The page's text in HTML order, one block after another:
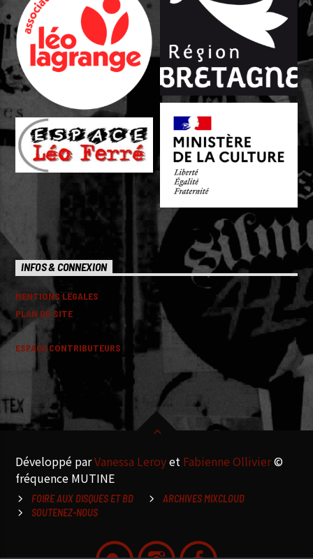
INFOS & CONNEXION
MENTIONS LEGALES
PLAN DU SITE
ESPACE CONTRIBUTEURS
Développé parVanessa Leroyet Fabienne Ollivier©
fréquence MUTINE
FOIRE AUX DISQUES ET BD
ARCHIVES MIXCLOUD
SOUTENEZ-NOUS